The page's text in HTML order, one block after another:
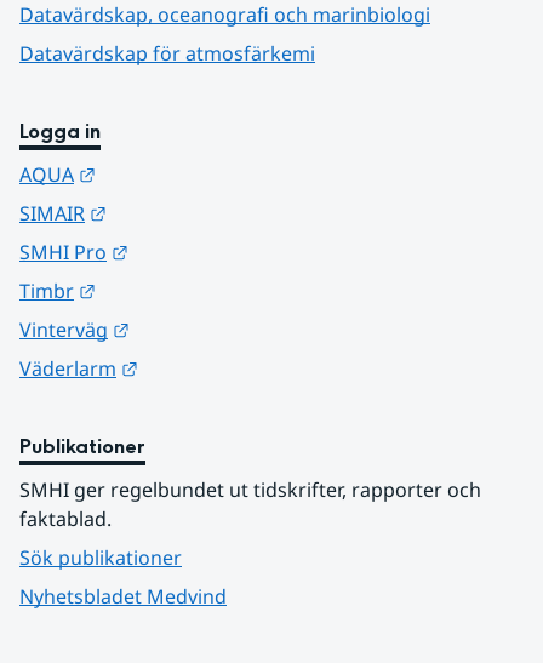
Datavärdskap, oceanografi och marinbiologi
Datavärdskap för atmosfärkemi
Logga in
AQUA
SIMAIR
SMHI Pro
Timbr
Vinterväg
Väderlarm
Publikationer
SMHI ger regelbundet ut tidskrifter, rapporter och
faktablad.
Sök publikationer
Nyhetsbladet Medvind